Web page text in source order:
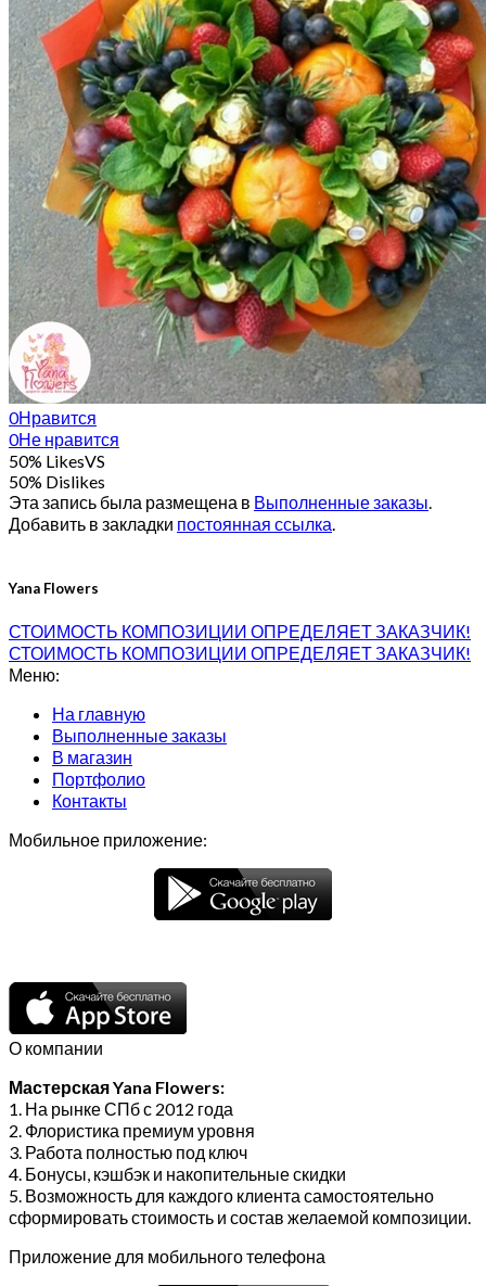
0Нравится
0Не нравится
50% LikesVS
50% Dislikes
Эта запись была размещена в Выполненные заказы
Добавить в закладки постоянная ссылка
Yana Flowers
СТОИМОСТЬ КОМПОЗИЦИИ ОПРЕДЕЛЯЕТ ЗАКАЗЧИК!
СТОИМОСТЬ КОМПОЗИЦИИ ОПРЕДЕЛЯЕТ ЗАКАЗЧИК!
Меню:
На главную
Выполненные заказы
В магазин
Портфолио
Контакты
Мобильное приложение:
О компании
Мастерская Yana Flowers:
1. На рынке СПб с 2012 года
2. Флористика премиум уровня
3. Работа полностью под ключ
4. Бонусы, кэшбэк и накопительные скидки
5. Возможность для каждого клиента самостоятельно
сформировать стоимость и состав желаемой композиции.
Приложение для мобильного телефона